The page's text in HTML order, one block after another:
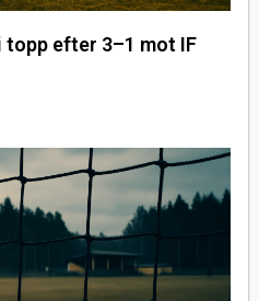
topp efter 3–1 mot IF